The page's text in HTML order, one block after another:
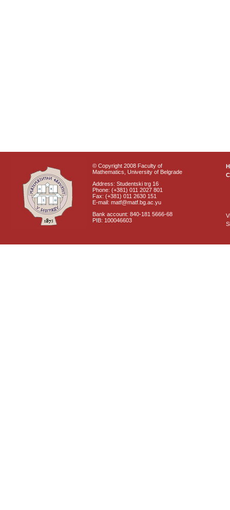
© Copyright 2008 Faculty of
Mathematics, University of Belgrade
Address: Studentski trg 16
Phone: (+381) 011 2027 801
Fax: (+381) 011 2630 151
E-mail: matf@matf.bg.ac.yu
Bank account: 840-181 5666-68
PIB: 100046603